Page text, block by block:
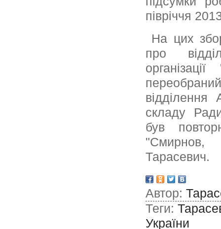
півріччя
На цих
про
складу
був
"Смирнов,
Тарасевич.
Автор:
Теги:
України